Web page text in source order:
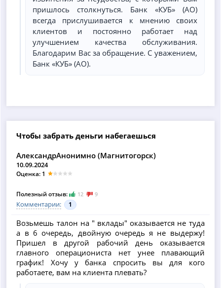
пришлось столкнуться. Банк «КУБ» (АО)
всегда прислушивается к мнению своих
клиентов и постоянно работает над
улучшением качества обслуживания.
Благодарим Вас за обращение. С уважением,
Банк «КУБ» (АО).
Чтобы забрать деньги набегаешься
АлександрАнонимно (Магнитогорск)
10.09.2024
Оценка: 1
Полезный отзыв: 12 9
Комментарии: 1
Возьмешь талон на " вклады" оказывается не туда
а в 6 очередь, двойную очередь я не выдержу!
Пришел в другой рабочий день оказывается
главного операциониста нет унее плавающий
график! Хочу у банка спросить вы для кого
работаете, вам на клиента плевать?